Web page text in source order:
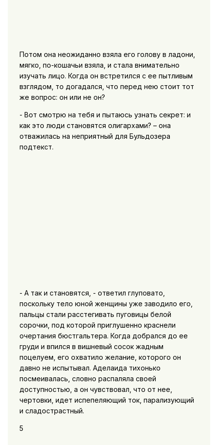
Потом она неожиданно взяла его голову в ладони,
мягко, по-кошачьи взяла, и стала внимательно
изучать лицо. Когда он встретился с ее пытливым
взглядом, то догадался, что перед нею стоит тот
же вопрос: он или не он?
- Вот смотрю на тебя и пытаюсь узнать секрет: и
как это люди становятся олигархами? – она
отважилась на неприятный для Бульдозера
подтекст.
- А так и становятся, - ответил глуповато,
поскольку тело юной женщины уже заводило его,
пальцы стали расстегивать пуговицы белой
сорочки, под которой приглушенно краснели
очертания бюстгальтера. Когда добрался до ее
груди и впился в вишневый сосок жадным
поцелуем, его охватило желание, которого он
давно не испытывал. Аделаида тихонько
посмеивалась, словно распаляла своей
доступностью, а он чувствовал, что от нее,
чертовки, идет испепеляющий ток, парализующий
и сладострастный.
5